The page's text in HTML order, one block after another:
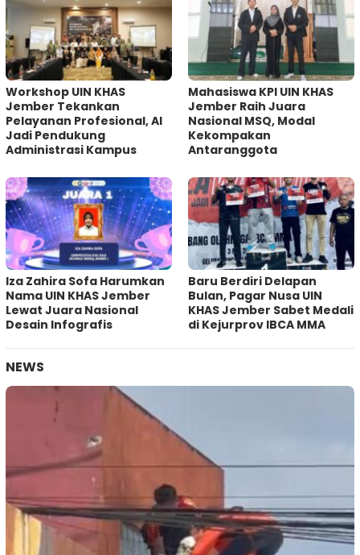
Workshop UIN KHAS
Jember Tekankan
Pelayanan Profesional, AI
Jadi Pendukung
Administrasi Kampus
Mahasiswa KPI UIN KHAS
Jember Raih Juara
Nasional MSQ, Modal
Kekompakan
Antaranggota
Iza Zahira Sofa Harumkan
Nama UIN KHAS Jember
Lewat Juara Nasional
Desain Infografis
Baru Berdiri Delapan
Bulan, Pagar Nusa UIN
KHAS Jember Sabet Medali
di Kejurprov IBCA MMA
NEWS